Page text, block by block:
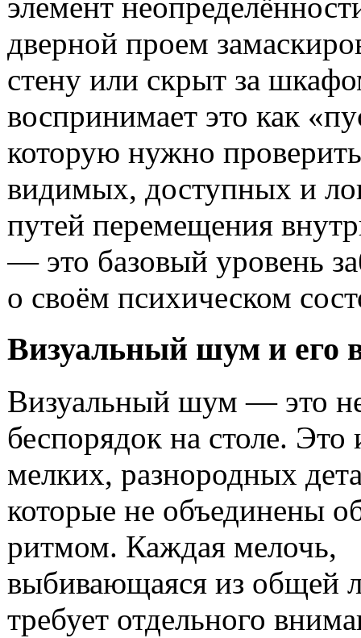
дверной проем
стену или скрыт за
воспринимает это как
которую нужно
видимых, доступных и
путей перемещения
— это базовый уровень
о своём психическом
Визуальный шум и его
Визуальный шум — это
беспорядок на столе. Это
мелких, разнородных
которые не объединены
ритмом. Каждая мелочь,
выбивающаяся из общей
требует отдельного